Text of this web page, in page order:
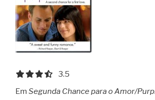
3.5 out of 5.0 stars
3.5
Em Segunda Chance para o Amor/